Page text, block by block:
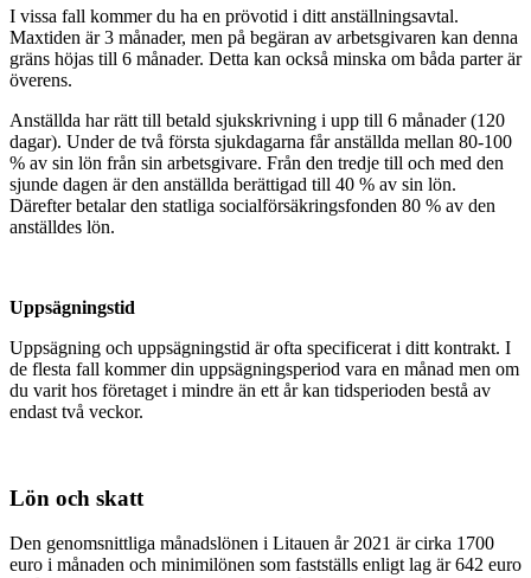
I vissa fall kommer du ha en prövotid i ditt anställningsavtal.
Maxtiden är 3 månader, men på begäran av arbetsgivaren kan denna
gräns höjas till 6 månader. Detta kan också minska om båda parter är
överens.
Anställda har rätt till betald sjukskrivning i upp till 6 månader (120
dagar). Under de två första sjukdagarna får anställda mellan 80-100
% av sin lön från sin arbetsgivare. Från den tredje till och med den
sjunde dagen är den anställda berättigad till 40 % av sin lön.
Därefter betalar den statliga socialförsäkringsfonden 80 % av den
anställdes lön.
Uppsägningstid
Uppsägning och uppsägningstid är ofta specificerat i ditt kontrakt. I
de flesta fall kommer din uppsägningsperiod vara en månad men om
du varit hos företaget i mindre än ett år kan tidsperioden bestå av
endast två veckor.
Lön och skatt
Den genomsnittliga månadslönen i Litauen år 2021 är cirka 1700
euro i månaden och minimilönen som fastställs enligt lag är 642 euro